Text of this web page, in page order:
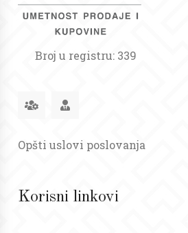
Broj u registru: 339
Opšti uslovi poslovanja
Korisni linkovi